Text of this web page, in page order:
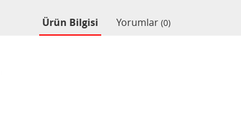
Ürün Bilgisi Yorumlar (0)